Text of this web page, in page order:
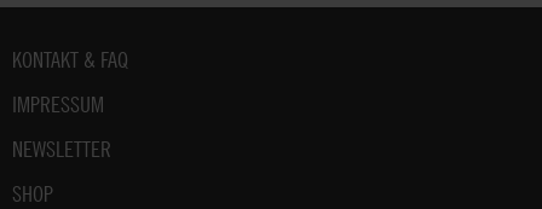
Fußbereich
KONTAKT & FAQ
IMPRESSUM
NEWSLETTER
SHOP